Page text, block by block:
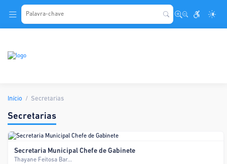
Início Secretarias
Secretarias
Secretaria Municipal Chefe de Gabinete
Thayane Feitosa Bar...